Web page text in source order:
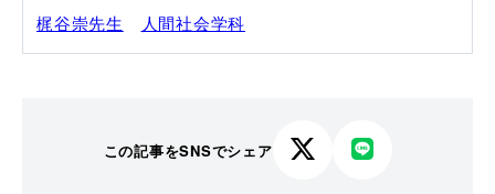
梶谷崇先生 人間社会学科
この記事をSNSでシェア
X
LINE